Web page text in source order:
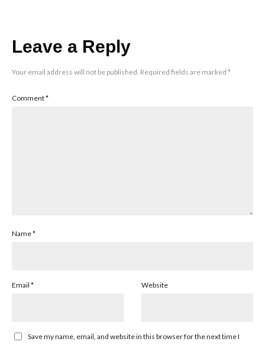
Leave a Reply
Your email address will not be published. Required fields are marked *
Comment*
Name*
Email * Website
Save my name, email, and website in this browser for the next time I